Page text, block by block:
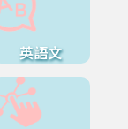
英語文